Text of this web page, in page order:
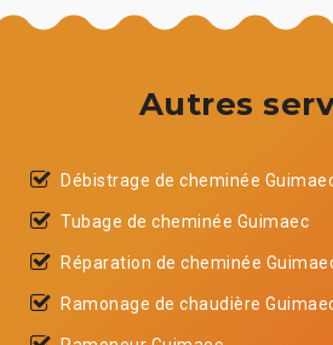
Autres
Débistrage de cheminée
Tubage de cheminée Guimaec
Réparation de cheminée
Ramonage de chaudière